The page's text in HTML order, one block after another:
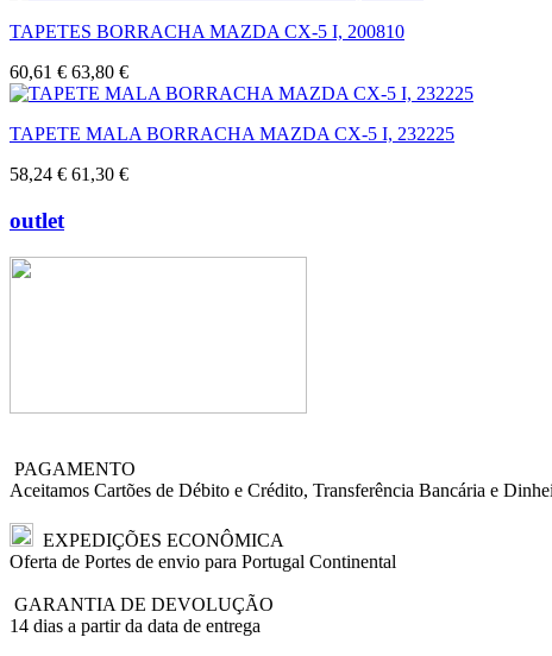
TAPETES BORRACHA MAZDA CX-5 I, 200810
60,61 € 63,80 €
TAPETE MALA BORRACHA MAZDA CX-5 I, 232225
58,24 € 61,30 €
outlet
PAGAMENTO
Aceitamos Cartões de Débito e Crédito, Transferência Bancária e
EXPEDIÇÕES ECONÔMICA
Oferta de Portes de envio para Portugal Continental
GARANTIA DE DEVOLUÇÃO
14 dias a partir da data de entrega